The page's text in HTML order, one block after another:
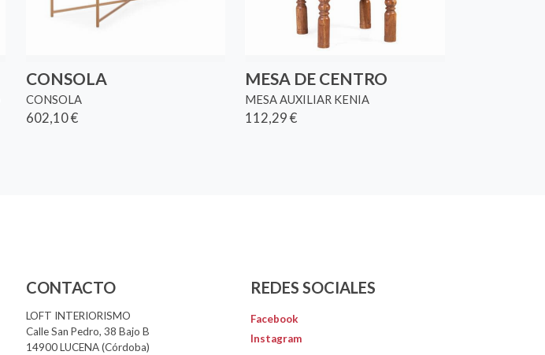
CONSOLA
CONSOLA
602,10 €
MESA DE CENTRO
MESA AUXILIAR KENIA
112,29 €
CONTACTO
LOFT INTERIORISMO
Calle San Pedro, 38 Bajo B
14900 LUCENA (Córdoba)
REDES SOCIALES
Facebook
Instagram